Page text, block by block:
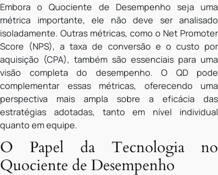
Embora o Quociente de Desempenho seja uma
métrica importante, ele não deve ser analisado
isoladamente. Outras métricas, como o Net Promoter
Score (NPS), a taxa de conversão e o custo por
aquisição (CPA), também são essenciais para uma
visão completa do desempenho. O QD pode
complementar essas métricas, oferecendo uma
perspectiva mais ampla sobre a eficácia das
estratégias adotadas, tanto em nível individual
quanto em equipe.
O Papel da Tecnologia no
Quociente de Desempenho